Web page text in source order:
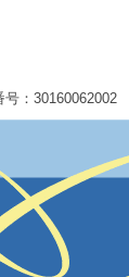
：30160062002